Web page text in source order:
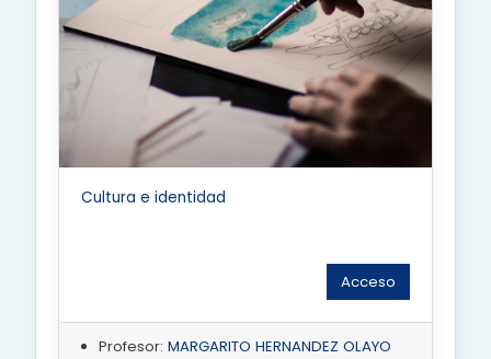
Cultura e identidad
Acceso
Profesor: MARGARITO HERNANDEZ OLAYO